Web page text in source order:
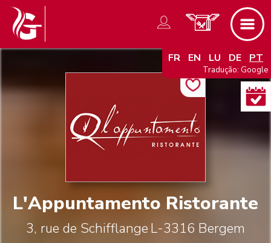
FR EN LU DE PT
Tradução: Google
L'Appuntamento Ristorante
3, rue de Schifflange L-3316 Bergem